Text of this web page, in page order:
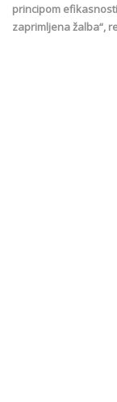
principom
zaprimljena žalba“,